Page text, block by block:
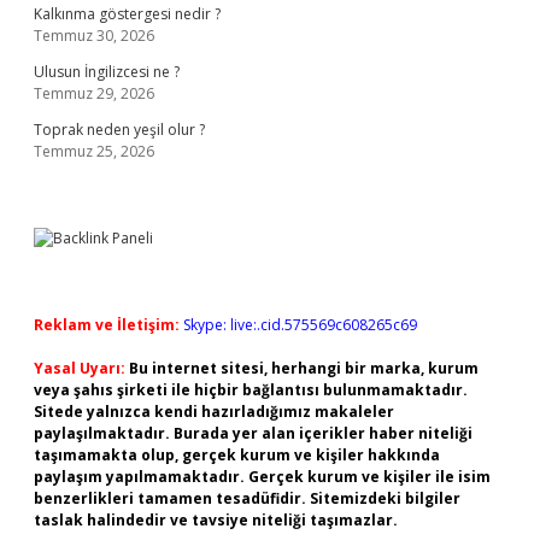
Kalkınma göstergesi nedir ?
Temmuz 30, 2026
Ulusun İngilizcesi ne ?
Temmuz 29, 2026
Toprak neden yeşil olur ?
Temmuz 25, 2026
Reklam ve İletişim: Skype: live:.cid.575569c608265c69
Yasal Uyarı: Bu internet sitesi, herhangi bir marka, kurum
veya şahıs şirketi ile hiçbir bağlantısı bulunmamaktadır.
Sitede yalnızca kendi hazırladığımız makaleler
paylaşılmaktadır. Burada yer alan içerikler haber niteliği
taşımamakta olup, gerçek kurum ve kişiler hakkında
paylaşım yapılmamaktadır. Gerçek kurum ve kişiler ile isim
benzerlikleri tamamen tesadüfidir. Sitemizdeki bilgiler
taslak halindedir ve tavsiye niteliği taşımazlar.